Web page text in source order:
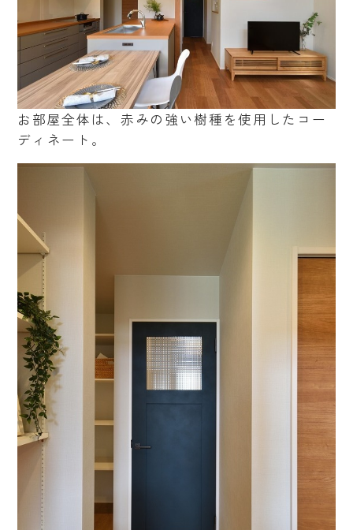
お部屋全体は、赤みの強い樹種を使用したコー
ディネート。